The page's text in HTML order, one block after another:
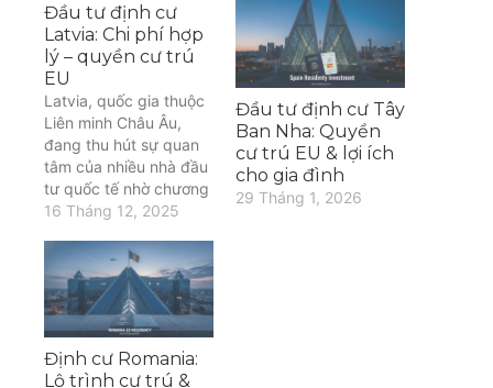
Đầu tư định cư
Latvia: Chi phí hợp
lý – quyền cư trú
EU
Latvia, quốc gia thuộc
Liên minh Châu Âu,
đang thu hút sự quan
tâm của nhiều nhà đầu
tư quốc tế nhờ chương
trình đầu tư định cư
và cơ hội nhận quyền
cư trú EU. Bài viết này
sẽ cung cấp thông
tin…
16 Tháng 12, 2025
Đầu tư định cư Tây
Ban Nha: Quyền
cư trú EU & lợi ích
cho gia đình
29 Tháng 1, 2026
Định cư Romania:
Lộ trình cư trú &